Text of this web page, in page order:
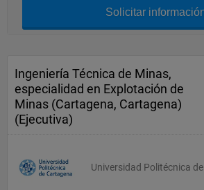
Solicitar
Ingeniería Técnica de Minas,
especialidad en Explotación de
Minas (Cartagena, Cartagena)
(Ejecutiva)
Universidad Politécnica